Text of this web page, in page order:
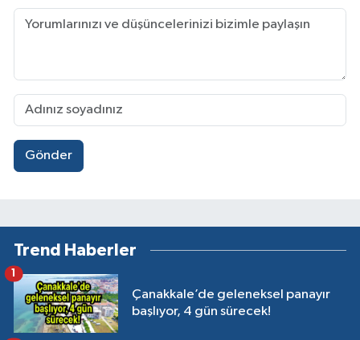
Gönder
Trend Haberler
Çanakkale’de geleneksel panayır
başlıyor, 4 gün sürecek!
1